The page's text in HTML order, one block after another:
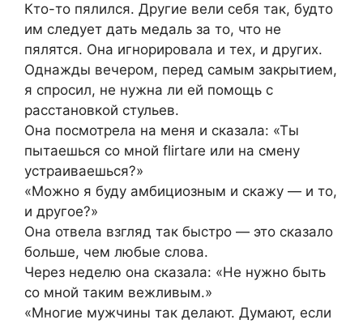
Кто-то пялился. Другие вели себя так, будто
им следует дать медаль за то, что не
пялятся. Она игнорировала и тех, и других.
Однажды вечером, перед самым закрытием,
я спросил, не нужна ли ей помощь с
расстановкой стульев.
Она посмотрела на меня и сказала: «Ты
пытаешься со мной flirtare или на смену
устраиваешься?»
«Можно я буду амбициозным и скажу — и то,
и другое?»
Она отвела взгляд так быстро — это сказало
больше, чем любые слова.
Через неделю она сказала: «Не нужно быть
со мной таким вежливым.»
«Многие мужчины так делают. Думают, если